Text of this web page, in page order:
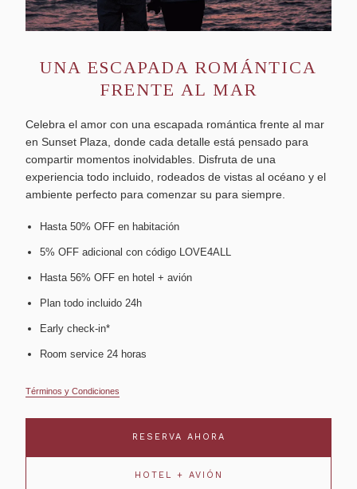
UNA ESCAPADA ROMÁNTICA
FRENTE AL MAR
Celebra el amor con una escapada romántica frente al mar
en Sunset Plaza, donde cada detalle está pensado para
compartir momentos inolvidables. Disfruta de una
experiencia todo incluido, rodeados de vistas al océano y el
ambiente perfecto para comenzar su para siempre.
Hasta 50% OFF en habitación
5% OFF adicional con código LOVE4ALL
Hasta 56% OFF en hotel + avión
Plan todo incluido 24h
Early check-in*
Room service 24 horas
Términos y Condiciones
RESERVA AHORA
HOTEL + AVIÓN